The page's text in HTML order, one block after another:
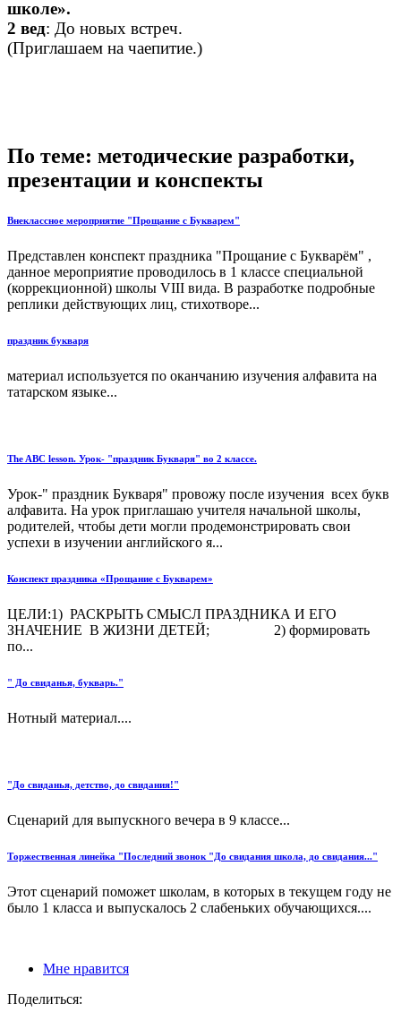
школе».
2 вед: До новых встреч.
(Приглашаем на чаепитие.)
По теме: методические разработки,
презентации и конспекты
Внеклассное мероприятие "Прощание с Букварем"
Представлен конспект праздника "Прощание с Букварём" ,
данное мероприятие проводилось в 1 классе специальной
(коррекционной) школы VIII вида. В разработке подробные
реплики действующих лиц, стихотворе...
праздник букваря
материал используется по оканчанию изучения алфавита на
татарском языке...
The ABC lesson. Урок- "праздник Букваря" во 2 классе.
Урок-" праздник Букваря" провожу после изучения всех букв
алфавита. На урок приглашаю учителя начальной школы,
родителей, чтобы дети могли продемонстрировать свои
успехи в изучении английского я...
Конспект праздника «Прощание с Букварем»
ЦЕЛИ:1) РАСКРЫТЬ СМЫСЛ ПРАЗДНИКА И ЕГО
ЗНАЧЕНИЕ В ЖИЗНИ ДЕТЕЙ; 2) формировать
по...
" До свиданья, букварь."
Нотный материал....
"До свиданья, детство, до свидания!"
Сценарий для выпускного вечера в 9 классе...
Торжественная линейка "Последний звонок "До свидания школа, до свидания..."
Этот сценарий поможет школам, в которых в текущем году не
было 1 класса и выпускалось 2 слабеньких обучающихся....
Мне нравится
Поделиться: